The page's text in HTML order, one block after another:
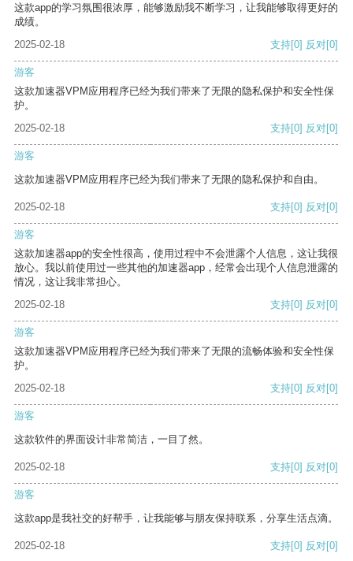
这款app的学习氛围很浓厚，能够激励我不断学习，让我能够取得更好的
成绩。
2025-02-18
支持[0] 反对[0]
游客
这款加速器VPM应用程序已经为我们带来了无限的隐私保护和安全性保
护。
2025-02-18
支持[0] 反对[0]
游客
这款加速器VPM应用程序已经为我们带来了无限的隐私保护和自由。
2025-02-18 支持[0] 反对[0]
游客
这款加速器app的安全性很高，使用过程中不会泄露个人信息，这让我很
放心。我以前使用过一些其他的加速器app，经常会出现个人信息泄露的
情况，这让我非常担心。
2025-02-18
支持[0] 反对[0]
游客
这款加速器VPM应用程序已经为我们带来了无限的流畅体验和安全性保
护。
2025-02-18
支持[0] 反对[0]
游客
这款软件的界面设计非常简洁，一目了然。
2025-02-18 支持[0] 反对[0]
游客
这款app是我社交的好帮手，让我能够与朋友保持联系，分享生活点滴。
2025-02-18 支持[0] 反对[0]